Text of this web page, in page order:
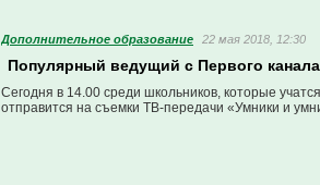
Дополнительное образование 22 мая 2018, 12:30
Популярный ведущий с Первого канала
Сегодня в 14.00 среди школьников, которые
отправится на съемки ТВ-передачи «Умники и